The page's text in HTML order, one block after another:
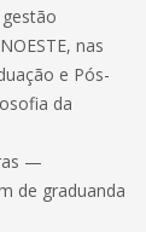
nas
e Pós-
da
—
de graduanda